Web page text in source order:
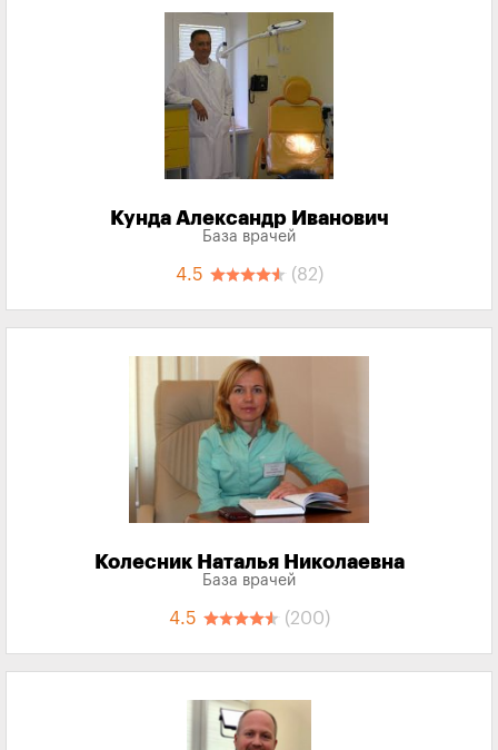
Кунда Александр Иванович
База врачей
4.5 (82)
Колесник Наталья Николаевна
База врачей
4.5 (200)